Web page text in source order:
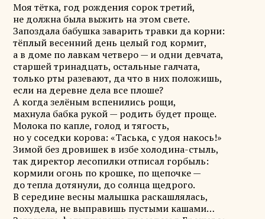
Моя тётка, год рождения сорок третий,
не должна была выжить на этом свете.
Запоздала бабушка заварить травки да корни:
тёплый весенний день целый год кормит,
а в доме по лавкам четверо — и одни девчата,
старшей тринадцать, остальные галчата,
только рты разевают, да что в них положишь,
если на деревне дела все плоше?
А когда зелёным вспенились рощи,
махнула бабка рукой — родить будет проще.
Молока по капле, голод и тягость,
но у соседки корова: «Таська, с удоя накось!»
Зимой без дровишек в избе холодина-стыль,
так директор лесопилки отписал горбыль:
кормили огонь по крошке, по щепочке —
до тепла дотянули, до солнца щедрого.
В середине весны малышка раскашлялась,
похудела, не выправишь пустыми кашами…